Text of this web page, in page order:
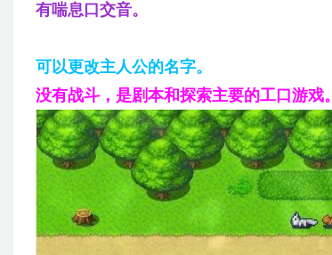
有喘息口交音。
可以更改主人公的名字。
没有战斗，是剧本和探索主要的工口游戏。